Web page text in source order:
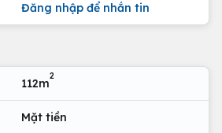
Đăng nhập để nhắn tin
112m
2
Mặt tiền